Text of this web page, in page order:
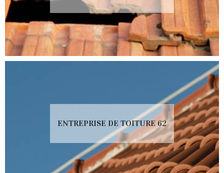
ENTREPRISE DE TOITURE 62